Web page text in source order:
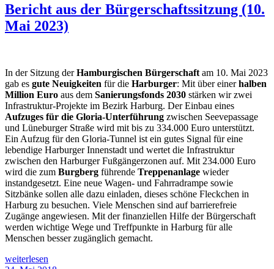
Bericht aus der Bürgerschaftssitzung (10.
Mai 2023)
In der Sitzung derHamburgischen Bürgerschaft am 10. Mai 2023
gab es gute Neuigkeiten für die Harburger: Mit über einerhalben
Million Euro aus dem Sanierungsfonds 2030 stärken wir zwei
Infrastruktur-Projekte im Bezirk Harburg. Der Einbau eines
Aufzuges für die Gloria-Unterführung zwischen Seevepassage
und Lüneburger Straße wird mit bis zu 334.000 Euro unterstützt.
Ein Aufzug für den Gloria-Tunnel ist ein gutes Signal für eine
lebendige Harburger Innenstadt und wertet die Infrastruktur
zwischen den Harburger Fußgängerzonen auf. Mit 234.000 Euro
wird die zum Burgberg führende Treppenanlage wieder
instandgesetzt. Eine neue Wagen- und Fahrradrampe sowie
Sitzbänke sollen alle dazu einladen, dieses schöne Fleckchen in
Harburg zu besuchen. Viele Menschen sind auf barrierefreie
Zugänge angewiesen. Mit der finanziellen Hilfe der Bürgerschaft
werden wichtige Wege und Treffpunkte in Harburg für alle
Menschen besser zugänglich gemacht.
„Bericht
weiterlesen